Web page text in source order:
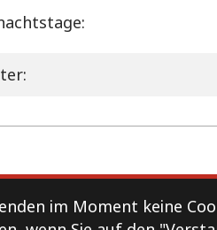
im Moment keine
Kontakt Impressum